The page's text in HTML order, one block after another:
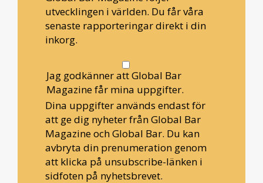
utvecklingen i världen. Du får våra
senaste rapporteringar direkt i din
inkorg.
Jag godkänner att Global Bar
Magazine får mina uppgifter.
Dina uppgifter används endast för
att ge dig nyheter från Global Bar
Magazine och Global Bar. Du kan
avbryta din prenumeration genom
att klicka på unsubscribe-länken i
sidfoten på nyhetsbrevet.